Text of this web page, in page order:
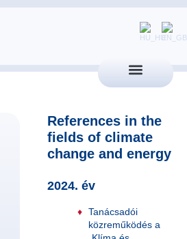
References in the
fields of climate
change and energy
2024. év
Tanácsadói
közreműködés a